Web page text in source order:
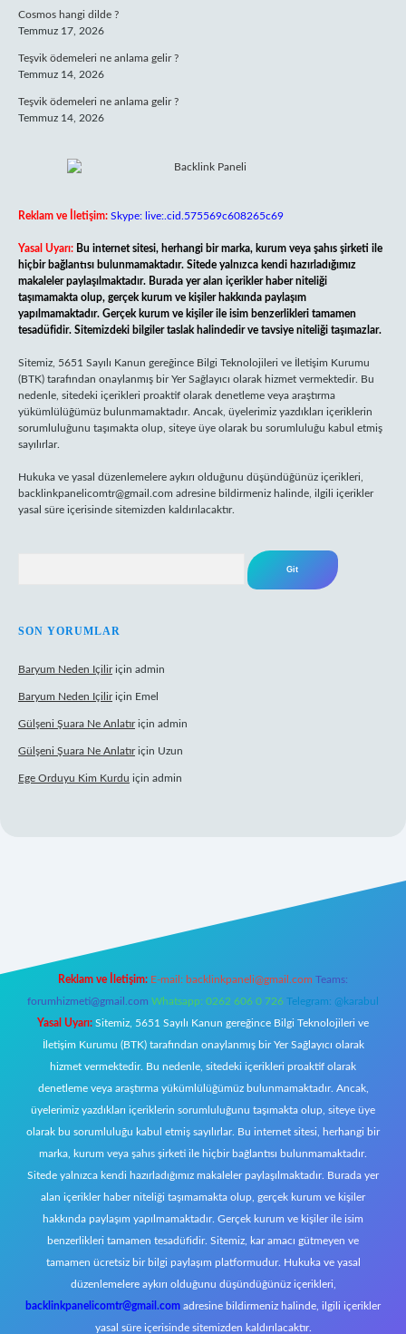
Cosmos hangi dilde ?
Temmuz 17, 2026
Teşvik ödemeleri ne anlama gelir ?
Temmuz 14, 2026
Teşvik ödemeleri ne anlama gelir ?
Temmuz 14, 2026
Reklam ve İletişim: Skype: live:.cid.575569c608265c69
Yasal Uyarı: Bu internet sitesi, herhangi bir marka, kurum veya şahıs şirketi ile
hiçbir bağlantısı bulunmamaktadır. Sitede yalnızca kendi hazırladığımız
makaleler paylaşılmaktadır. Burada yer alan içerikler haber niteliği
taşımamakta olup, gerçek kurum ve kişiler hakkında paylaşım
yapılmamaktadır. Gerçek kurum ve kişiler ile isim benzerlikleri tamamen
tesadüfidir. Sitemizdeki bilgiler taslak halindedir ve tavsiye niteliği taşımazlar.
Sitemiz, 5651 Sayılı Kanun gereğince Bilgi Teknolojileri ve İletişim Kurumu
(BTK) tarafından onaylanmış bir Yer Sağlayıcı olarak hizmet vermektedir. Bu
nedenle, sitedeki içerikleri proaktif olarak denetleme veya araştırma
yükümlülüğümüz bulunmamaktadır. Ancak, üyelerimiz yazdıkları içeriklerin
sorumluluğunu taşımakta olup, siteye üye olarak bu sorumluluğu kabul etmiş
sayılırlar.
Hukuka ve yasal düzenlemelere aykırı olduğunu düşündüğünüz içerikleri,
backlinkpanelicomtr@gmail.com adresine bildirmeniz halinde, ilgili içerikler
yasal süre içerisinde sitemizden kaldırılacaktır.
SON YORUMLAR
Baryum Neden Içiliriçin admin
Baryum Neden Içiliriçin Emel
Gülşeni Şuara Ne Anlatıriçin admin
Gülşeni Şuara Ne Anlatıriçin Uzun
Ege Orduyu Kim Kurdu için admin
Reklam ve İletişim: E-mail: backlinkpaneli@gmail.com Teams:
forumhizmeti@gmail.com Whatsapp: 0262 606 0 726 Telegram: @karabul
Yasal Uyarı: Sitemiz, 5651 Sayılı Kanun gereğince Bilgi Teknolojileri ve
İletişim Kurumu (BTK) tarafından onaylanmış bir Yer Sağlayıcı olarak
hizmet vermektedir. Bu nedenle, sitedeki içerikleri proaktif olarak
denetleme veya araştırma yükümlülüğümüz bulunmamaktadır. Ancak,
üyelerimiz yazdıkları içeriklerin sorumluluğunu taşımakta olup, siteye üye
olarak bu sorumluluğu kabul etmiş sayılırlar. Bu internet sitesi, herhangi bir
marka, kurum veya şahıs şirketi ile hiçbir bağlantısı bulunmamaktadır.
Sitede yalnızca kendi hazırladığımız makaleler paylaşılmaktadır. Burada yer
alan içerikler haber niteliği taşımamakta olup, gerçek kurum ve kişiler
hakkında paylaşım yapılmamaktadır. Gerçek kurum ve kişiler ile isim
benzerlikleri tamamen tesadüfidir. Sitemiz, kar amacı gütmeyen ve
tamamen ücretsiz bir bilgi paylaşım platformudur. Hukuka ve yasal
düzenlemelere aykırı olduğunu düşündüğünüz içerikleri,
backlinkpanelicomtr@gmail.com adresine bildirmeniz halinde, ilgili içerikler
yasal süre içerisinde sitemizden kaldırılacaktır.